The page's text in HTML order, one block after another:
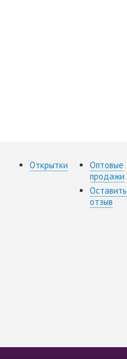
Открытки
Оптовые
продажи
Оставить
отзыв